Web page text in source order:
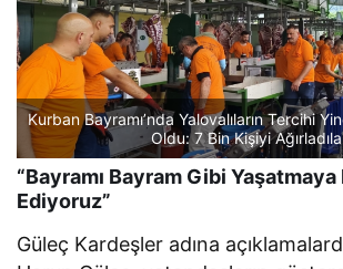
Kurban Bayramı’nda Yalovalıların Tercihi
Oldu: 7 Bin Kişiyi
“Bayramı Bayram Gibi
Ediyoruz”
Güleç Kardeşler adına